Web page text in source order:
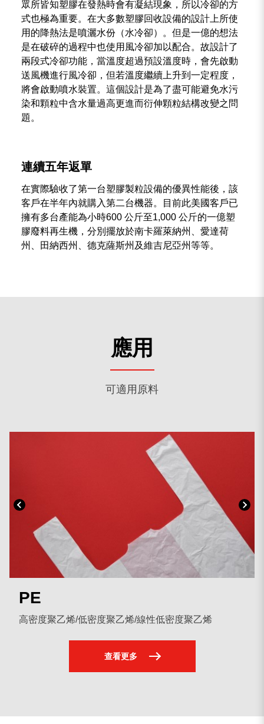
眾所皆知塑膠在發熱時會有凝結現象，所以冷卻的方
式也極為重要。在大多數塑膠回收設備的設計上所使
用的降熱法是噴灑水份（水冷卻）。但是一億的想法
是在破碎的過程中也使用風冷卻加以配合。故設計了
兩段式冷卻功能，當溫度超過預設溫度時，會先啟動
送風機進行風冷卻，但若溫度繼續上升到一定程度，
將會啟動噴水裝置。這個設計是為了盡可能避免水污
染和顆粒中含水量過高更進而衍伸顆粒結構改變之問
題。
連續五年返單
在實際驗收了第一台塑膠製粒設備的優異性能後，該
客戶在半年內就購入第二台機器。目前此美國客戶已
擁有多台產能為小時600 公斤至1,000 公斤的一億塑
膠廢料再生機，分別擺放於南卡羅萊納州、愛達荷
州、田納西州、德克薩斯州及維吉尼亞州等等。
應用
可適用原料
其他適用塑膠
PE
高密度聚乙烯/低密度聚乙烯/線性低密度聚乙烯
查看更多
PP
EPE/EPS
其他適用塑膠
PE